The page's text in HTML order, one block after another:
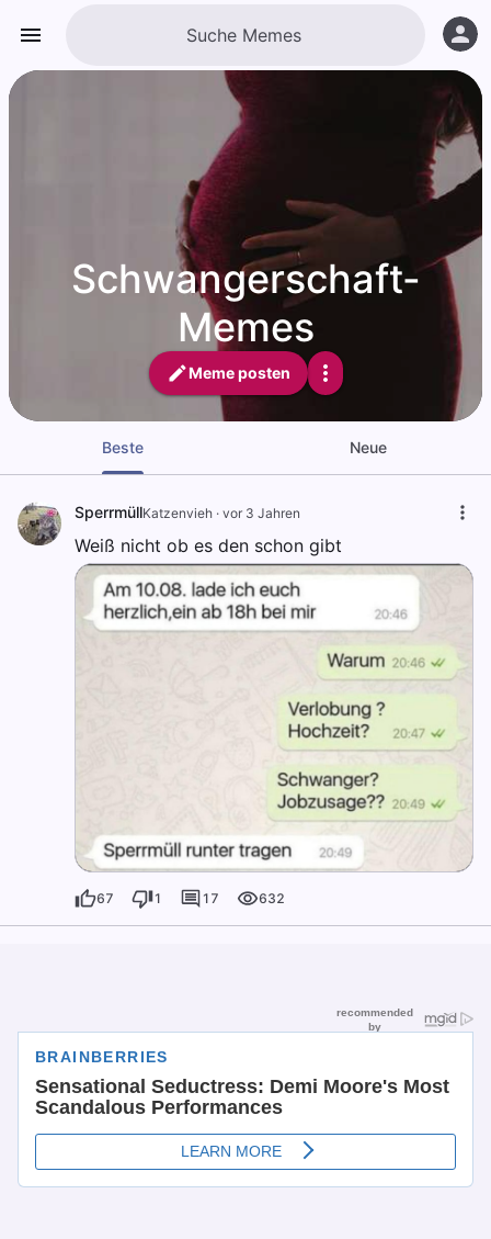
Schwangerschaft-
Memes
Meme posten
Beste Neue
SperrmüllKatzenvieh · vor 3 Jahren
Weiß nicht ob es den schon gibt
67 1 17 632